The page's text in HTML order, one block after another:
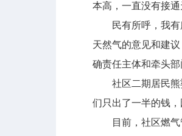
本高，一直没有接
民有所呼，我有所
天然气的意见和建
确责任主体和牵头
社区二期居民熊婆
们只出了一半的钱
目前，社区燃气管